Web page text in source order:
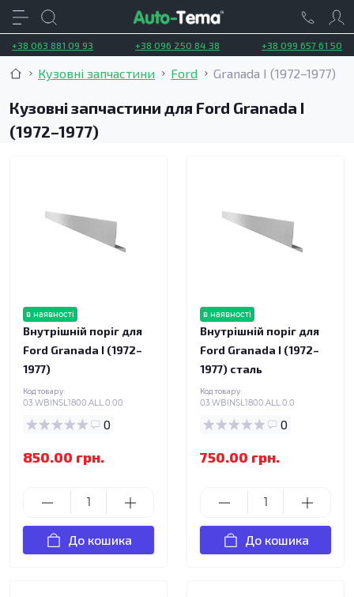
+38 063 881 09 93 +38 096 250 84 38 +38 099 657 61 50
Кузовні запчастини Ford Granada I (1972–1977)
Кузовні запчастини для Ford Granada I
(1972–1977)
в наявності
Внутрішній поріг для
Ford Granada I (1972–
1977)
Код товару:
03.WBINSL1800.ALL.0.00
0
850.00 грн.
До кошика
в наявності
Внутрішній поріг для
Ford Granada I (1972–
1977) сталь
Код товару:
03.WBINSL1800.ALL.0.0
0
750.00 грн.
До кошика